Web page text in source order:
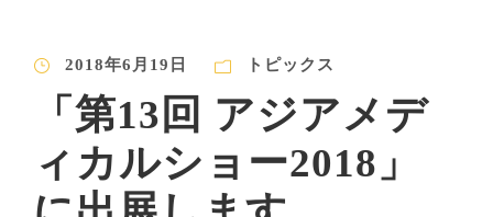
2018年6月19日 トピックス
「第13回 アジアメデ
ィカルショー2018」